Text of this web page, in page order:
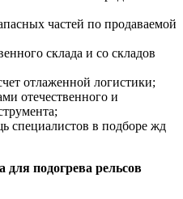
частей по продаваемой
склада и со складов
отлаженной логистики;
отечественного и
специалистов в подборе жд
для подогрева рельсов